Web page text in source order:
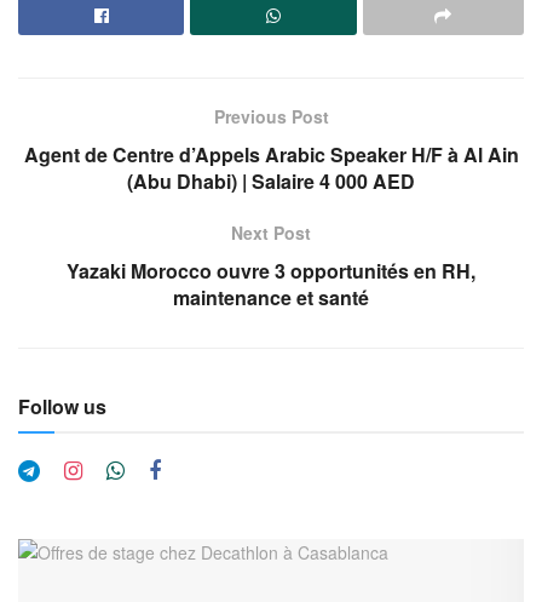
Previous Post
Agent de Centre d’Appels Arabic Speaker H/F à Al Ain
(Abu Dhabi) | Salaire 4 000 AED
Next Post
Yazaki Morocco ouvre 3 opportunités en RH,
maintenance et santé
Follow us